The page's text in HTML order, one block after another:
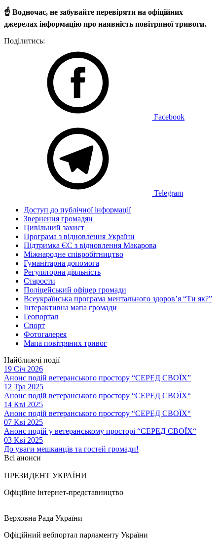
☝️ Водночас, не забувайте перевіряти на офіційних
джерелах інформацію про наявність повітряної тривоги.
Поділитись:
Facebook
Telegram
Доступ до публічної інформації
Звернення громадян
Цивільний захист
Програма з відновлення України
Підтримка ЄС з відновлення Макарова
Міжнародне співробітництво
Гуманітарна допомога
Регуляторна діяльність
Старости
Поліцейський офіцер громади
Всеукраїнська програма ментального здоров’я “Ти як?”
Інтерактивна мапа громади
Геопортал
Спорт
Фотогалерея
Мапа повітряних тривог
Найближчі події
19 Січ 2026
Анонс подій ветеранського простору “СЕРЕД СВОЇХ”
12 Тра 2025
Анонс подій ветеранського простору “СЕРЕД СВОЇХ“
14 Кві 2025
Анонс подій ветеранського простору “СЕРЕД СВОЇХ“
07 Кві 2025
Анонс подій у ветеранському просторі “СЕРЕД СВОЇХ“
03 Кві 2025
До уваги мешканців та гостей громади!
Всі анонси
ПРЕЗИДЕНТ УКРАЇНИ
Офіційне інтернет-представництво
Верховна Рада України
Офіційний вебпортал парламенту України